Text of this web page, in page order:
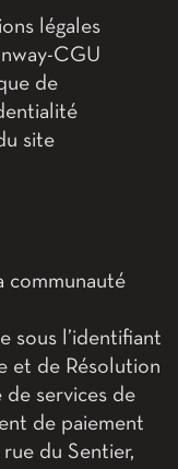
légales
CGU
de
site
communauté
sous l’identifiant
et de Résolution
de services de
de paiement
du Sentier,